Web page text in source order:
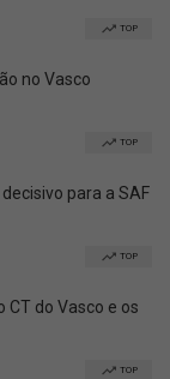
TOP
no Vasco
TOP
para a SAF
TOP
CT do Vasco e os
TOP